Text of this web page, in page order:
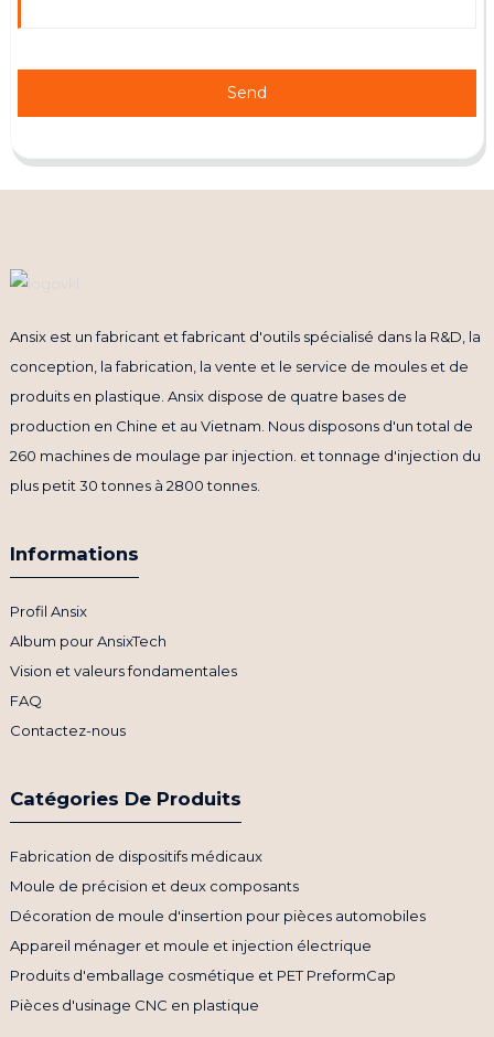
Send
Ansix est un fabricant et fabricant d'outils spécialisé dans la R&D, la
conception, la fabrication, la vente et le service de moules et de
produits en plastique. Ansix dispose de quatre bases de
production en Chine et au Vietnam. Nous disposons d'un total de
260 machines de moulage par injection. et tonnage d'injection du
plus petit 30 tonnes à 2800 tonnes.
Informations
Profil Ansix
Album pour AnsixTech
Vision et valeurs fondamentales
FAQ
Contactez-nous
Catégories De Produits
Fabrication de dispositifs médicaux
Moule de précision et deux composants
Décoration de moule d'insertion pour pièces automobiles
Appareil ménager et moule et injection électrique
Produits d'emballage cosmétique et PET PreformCap
Pièces d'usinage CNC en plastique